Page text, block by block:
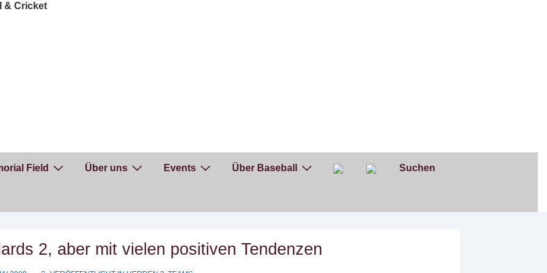
Field Über uns Events Über Baseball Suchen
2, aber mit vielen positiven Tendenzen